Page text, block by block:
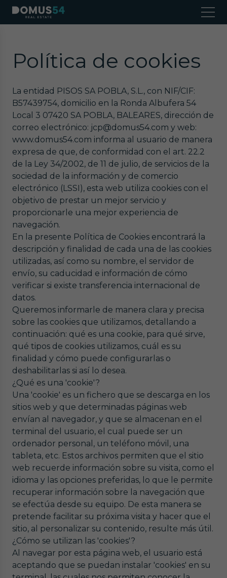
Política de cookies
La entidad PISOS SA POBLA, S.L., con NIF/CIF:
B57439754, domicilio en la Ronda Albufera 54
Local 3 07420 SA POBLA, BALEARES, dirección de
correo electrónico: jcp@domus54.com y web:
www.domus54.com informa al usuario de manera
expresa de que, de conformidad con el art. 22.2
de la Ley 34/2002, de 11 de julio, de servicios de la
sociedad de la información y de comercio
electrónico (LSSI), esta web utiliza cookies con el
objetivo de prestar un mejor servicio y
proporcionarle una mejor experiencia de
navegación.
En la presente Política de Cookies encontrará la
descripción y finalidad de cada una de las cookies
utilizadas, así como su nombre, el servidor de
envío, su caducidad e información de cómo
verificar si existe transferencia internacional de
datos.
Queremos informarle de manera clara y precisa
sobre las cookies que utilizamos, detallando a
continuación: qué es una cookie, para qué sirve,
qué tipos de cookies utilizamos, cuál es su
finalidad y cómo puede configurarlas o
deshabilitarlas si así lo desea.
¿Qué es una 'cookie'?
Una 'cookie' es un fichero que se descarga en los
sitios web y que determinadas páginas web
envían al navegador, y que se almacenan en el
terminal del usuario, el cual puede ser un
ordenador personal, un teléfono móvil, una
tableta, etc. Estos archivos permiten que el sitio
web recuerde información sobre su visita, como el
idioma y las opciones preferidas, lo que le permite
recuperar información sobre la navegación que
se efectúa desde su equipo. De esta manera se
pretende facilitar su próxima visita y hacer que el
sitio, al personalizar su contenido, resulte más útil.
¿Cómo se utilizan las 'cookies'?
Al navegar por esta página web, el usuario está
aceptando que se puedan instalar 'cookies' en su